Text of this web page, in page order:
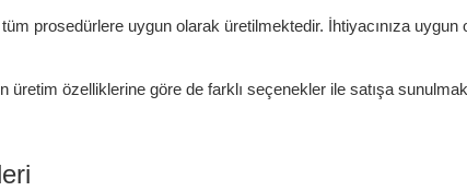
tüm prosedürlere uygun olarak üretilmektedir. İhtiyacınıza
üretim özelliklerine göre de farklı seçenekler ile satışa